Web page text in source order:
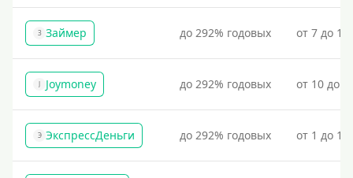
З Займер до 292% годовых от 7 до
J Joymoney до 292% годовых от 10 до
Э ЭкспрессДеньги до 292% годовых от 1 до